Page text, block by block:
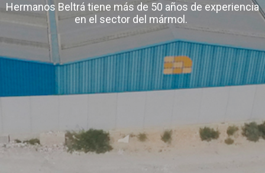
Hermanos Beltrá tiene más de 50 años de experiencia
en el sector del mármol.